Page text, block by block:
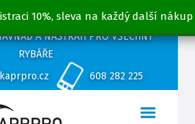
10%, sleva na každý další nákup
A NÁSTRAH PRO VŠECHNY
RYBÁŘE
608 282 225